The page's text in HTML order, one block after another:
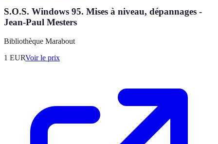
S.O.S. Windows 95. Mises à niveau, dépannages -
Jean-Paul Mesters
Bibliothèque Marabout
1 EURVoir le prix